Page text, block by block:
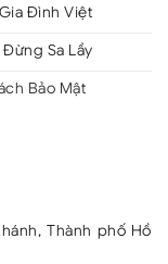
Đình Việt
Đừng Sa Lầy
Bảo Mật
Thành phố Hồ